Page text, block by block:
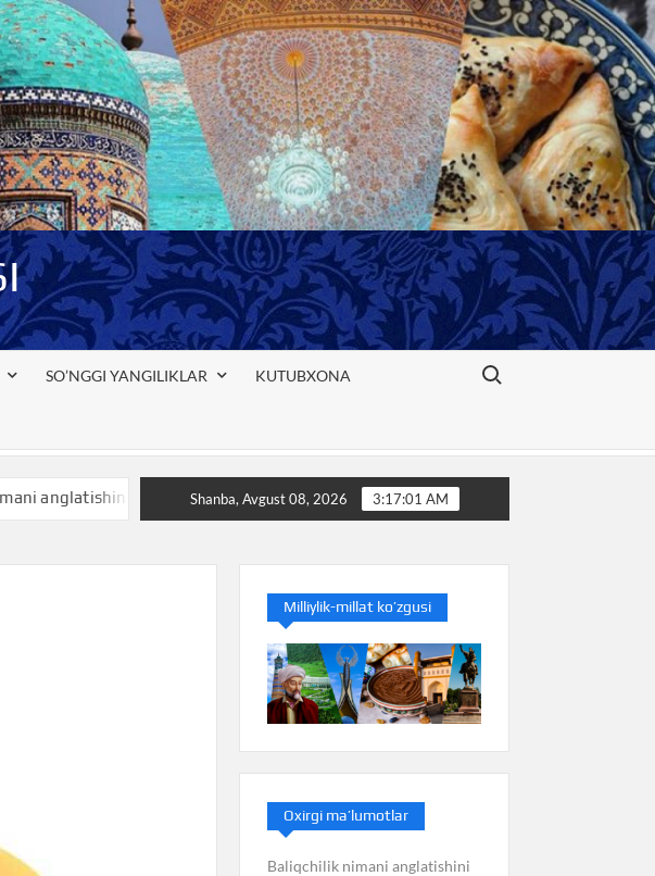
SO’NGGI YANGILIKLAR KUTUBXONA
Search for:
bilasizmi Baliq nimani anglatishini bilasizmi
Shanba, Avgust 08, 2026 3:17:02 AM
Milliylik-millat ko’zgusi
Oxirgi ma’lumotlar
Baliqchilik nimani anglatishini